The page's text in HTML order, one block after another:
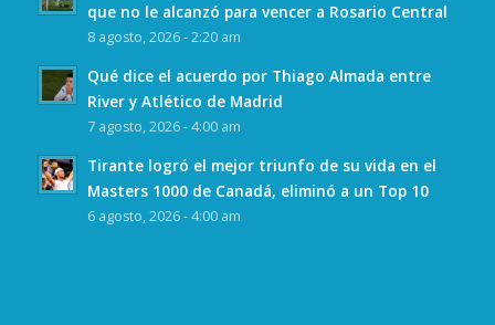
que no le alcanzó para vencer a Rosario Central
8 agosto, 2026 - 2:20 am
Qué dice el acuerdo por Thiago Almada entre
River y Atlético de Madrid
7 agosto, 2026 - 4:00 am
Tirante logró el mejor triunfo de su vida en el
Masters 1000 de Canadá, eliminó a un Top 10
6 agosto, 2026 - 4:00 am